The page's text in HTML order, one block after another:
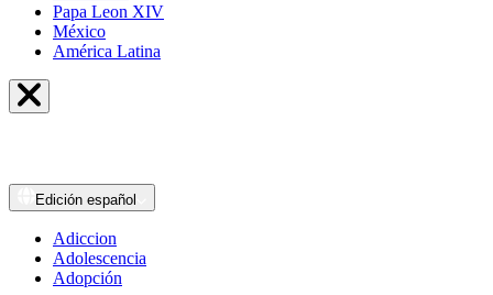
Papa Leon XIV
México
América Latina
Edición español
Adiccion
Adolescencia
Adopción